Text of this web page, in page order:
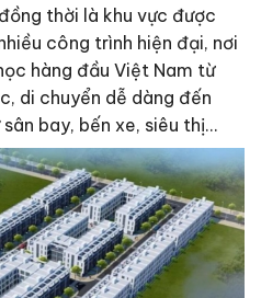
thời là khu vực được
công trình hiện đại, nơi
hàng đầu Việt Nam từ
di chuyển dễ dàng đến
bay, bến xe, siêu thị…